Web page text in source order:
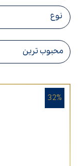
نوع
32%